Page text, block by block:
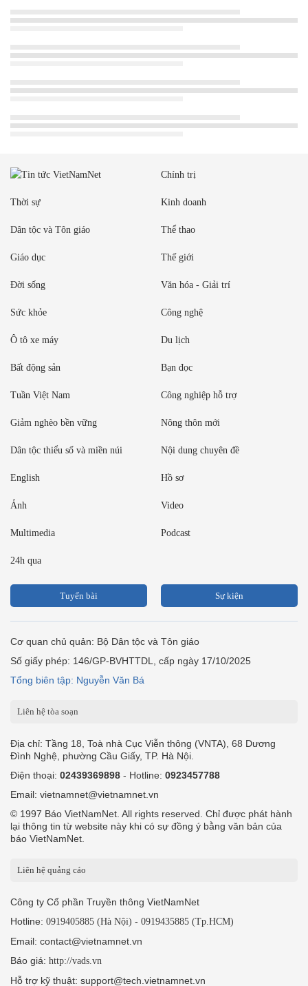
Chính trị
Thời sự Kinh doanh
Dân tộc và Tôn giáo Thể thao
Giáo dục Thế giới
Đời sống Văn hóa - Giải trí
Sức khỏe Công nghệ
Ô tô xe máy Du lịch
Bất động sản Bạn đọc
Tuần Việt Nam Công nghiệp hỗ trợ
Giảm nghèo bền vững Nông thôn mới
Dân tộc thiểu số và miền núi Nội dung chuyên đề
English Hồ sơ
Ảnh Video
Multimedia Podcast
24h qua
Tuyến bài Sự kiện
Cơ quan chủ quản: Bộ Dân tộc và Tôn giáo
Số giấy phép: 146/GP-BVHTTDL, cấp ngày 17/10/2025
Tổng biên tập: Nguyễn Văn Bá
Liên hệ tòa soạn
Địa chỉ: Tầng 18, Toà nhà Cục Viễn thông (VNTA), 68 Dương
Đình Nghệ, phường Cầu Giấy, TP. Hà Nội.
Điện thoại: 02439369898 - Hotline: 0923457788
Email: vietnamnet@vietnamnet.vn
© 1997 Báo VietNamNet. All rights reserved. Chỉ được phát hành
lại thông tin từ website này khi có sự đồng ý bằng văn bản của
báo VietNamNet.
Liên hệ quảng cáo
Công ty Cổ phần Truyền thông VietNamNet
Hotline: 0919405885 (Hà Nội) - 0919435885 (Tp.HCM)
Email: contact@vietnamnet.vn
Báo giá: http://vads.vn
Hỗ trợ kỹ thuật: support@tech.vietnamnet.vn